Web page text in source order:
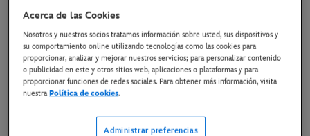
20 de marzo de 2025
9 DE JULIO SOLO EN CINES
LINK AL TRÁILER EN YOUTUBE
Acerca de las Cookies
Nosotros y nuestros socios tratamos información sobre usted, sus dispositivos y
su comportamiento online utilizando tecnologías como las cookies para
proporcionar, analizar y mejorar nuestros servicios; para personalizar contenido
o publicidad en este y otros sitios web, aplicaciones o plataformas y para
proporcionar funciones de redes sociales. Para obtener más información, visita
nuestraPolítica de cookies.
Administrar preferencias